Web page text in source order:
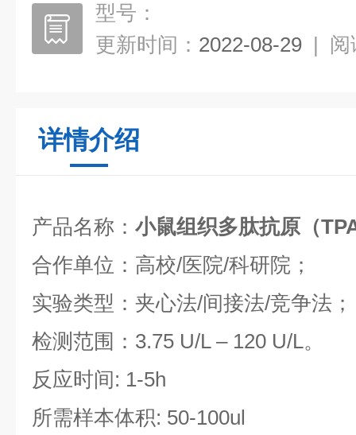
型号：
更新时间： 2022-08-29 | 阅
详情介绍
产品名称： 小鼠组织多肽抗原（
合作单位：高校/医院/科研院；
实验类型：夹心法/间接法/竞争法；
检测范围：3.75 U/L – 120 U/L。
反应时间: 1-5h
所需样本体积: 50-100ul